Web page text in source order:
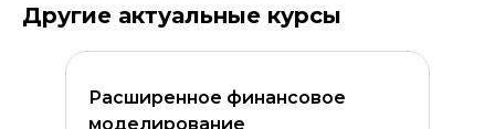
Другие актуальные курсы
Расширенное финансовое
моделирование
Оставить комментарий